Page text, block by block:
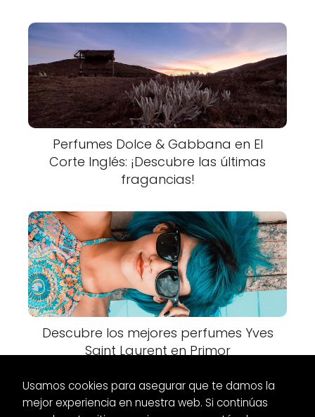
Perfumes Dolce & Gabbana en El
Corte Inglés: ¡Descubre las últimas
fragancias!
Descubre los mejores perfumes Yves
Saint Laurent en Primor
Usamos cookies para asegurar que te damos la
mejor experiencia en nuestra web. Si continúas